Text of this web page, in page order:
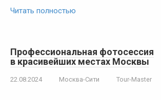
Читать полностью
Профессиональная фотосессия
в красивейших местах Москвы
22.08.2024 Москва-Сити Tour-Master